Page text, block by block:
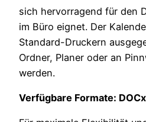
sich hervorragend für den
im Büro eignet. Der
Standard-Druckern
Ordner, Planer oder an
werden.
Verfügbare Formate: